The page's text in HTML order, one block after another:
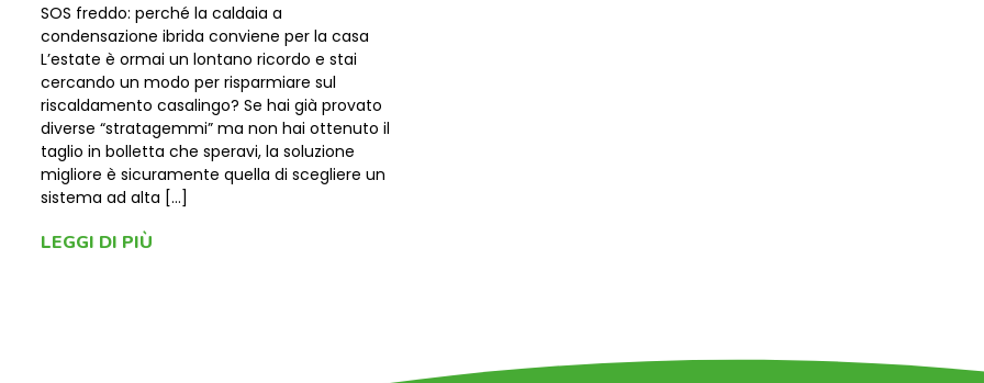
SOS freddo: perché la caldaia a
condensazione ibrida conviene per la casa
L’estate è ormai un lontano ricordo e stai
cercando un modo per risparmiare sul
riscaldamento casalingo? Se hai già provato
diverse “stratagemmi” ma non hai ottenuto il
taglio in bolletta che speravi, la soluzione
migliore è sicuramente quella di scegliere un
sistema ad alta […]
LEGGI DI PIÙ